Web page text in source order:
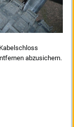
abzusichern.